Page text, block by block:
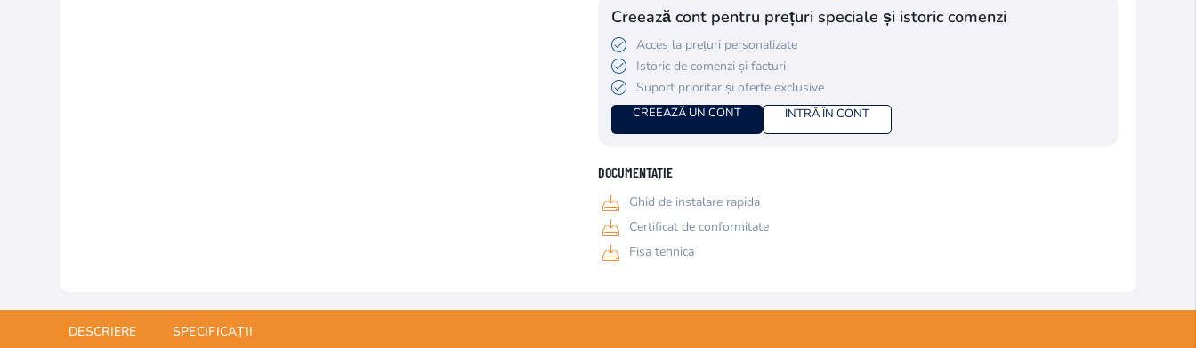
Creează cont pentru prețuri speciale și istoric comenzi
Acces la prețuri personalizate
Istoric de comenzi și facturi
Suport prioritar și oferte exclusive
CREEAZĂ UN CONT INTRĂ ÎN CONT
DOCUMENTAȚIE
Ghid de instalare rapida
Certificat de conformitate
Fisa tehnica
DESCRIERE SPECIFICAȚII